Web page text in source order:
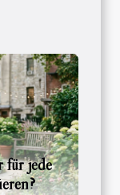
für jede